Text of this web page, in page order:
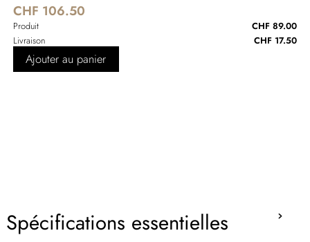
CHF 106.50
Produit
CHF 89.00
Livraison
CHF 17.50
Ajouter au panier
Spécifications essentielles